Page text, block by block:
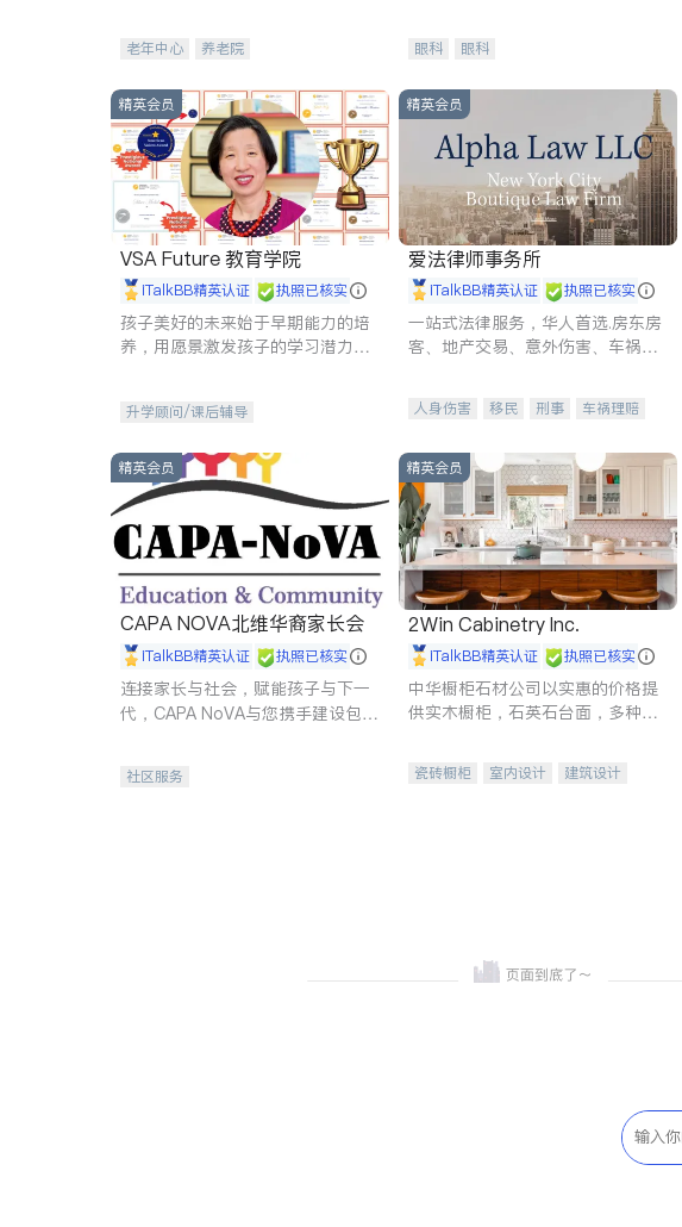
老年中心 养老院 眼科 眼科
精英会员
VSA Future 教育学院
iTalkBB精英认证 执照已核实
孩子美好的未来始于早期能力的培
养，用愿景激发孩子的学习潜力和
升学顾问/课后辅导
精英会员
爱法律师事务所
iTalkBB精英认证 执照已核实
一站式法律服务，华人首选.房东房
客、地产交易、意外伤害、车祸重
人身伤害 移民 刑事
车祸理赔
商标注册
索赔 律师-其它 保释
精英会员
CAPA NOVA北维华裔家长会
iTalkBB精英认证 执照已核实
连接家长与社会，赋能孩子与下一
代，CAPA NoVA与您携手建设包
社区服务
精英会员
2Win Cabinetry Inc.
iTalkBB精英认证 执照已核实
中华橱柜石材公司以实惠的价格提
供实木橱柜，石英石台面，多种优
瓷砖橱柜 室内设计
建筑设计